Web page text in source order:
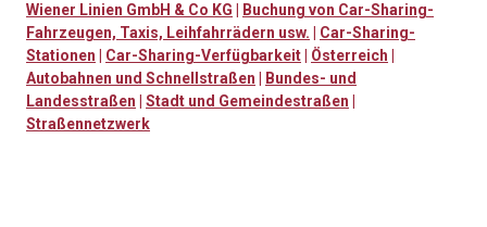
Wiener Linien GmbH & Co KG
Buchung von Car-Sharing-
Fahrzeugen, Taxis, Leihfahrrädern usw.
Car-Sharing-
Stationen
Car-Sharing-Verfügbarkeit Österreich
Autobahnen und Schnellstraßen
Bundes- und
Landesstraßen
Stadt und Gemeindestraßen
Straßennetzwerk